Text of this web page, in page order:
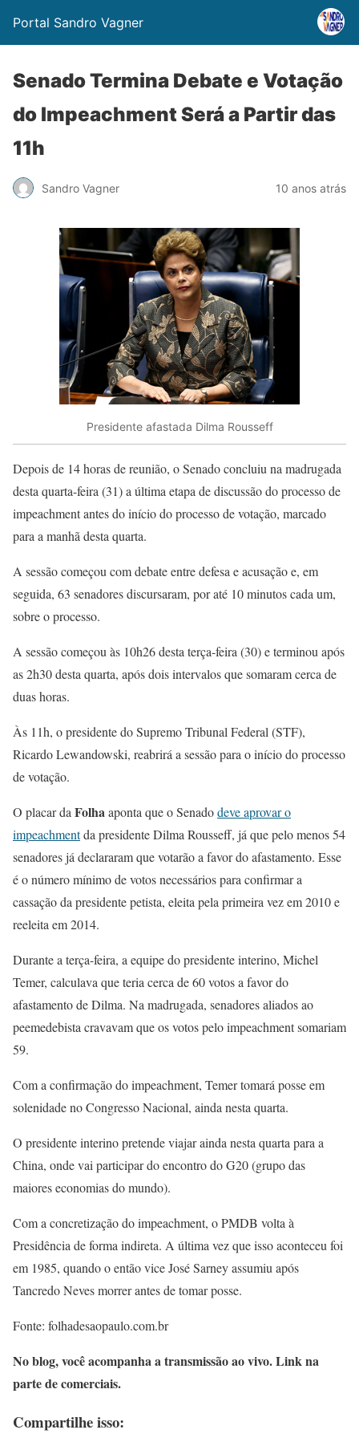
Portal Sandro Vagner
Senado Termina Debate e Votação
do Impeachment Será a Partir das
11h
Sandro Vagner 10 anos atrás
Presidente afastada Dilma Rousseff
Depois de 14 horas de reunião, o Senado concluiu na madrugada
desta quarta-feira (31) a última etapa de discussão do processo de
impeachment antes do início do processo de votação, marcado
para a manhã desta quarta.
A sessão começou com debate entre defesa e acusação e, em
seguida, 63 senadores discursaram, por até 10 minutos cada um,
sobre o processo.
A sessão começou às 10h26 desta terça-feira (30) e terminou após
as 2h30 desta quarta, após dois intervalos que somaram cerca de
duas horas.
Às 11h, o presidente do Supremo Tribunal Federal (STF),
Ricardo Lewandowski, reabrirá a sessão para o início do processo
de votação.
O placar da Folhaaponta que o Senadodeve aprovar o
impeachmentda presidente Dilma Rousseff, já que pelo menos 54
senadores já declararam que votarão a favor do afastamento. Esse
é o número mínimo de votos necessários para confirmar a
cassação da presidente petista, eleita pela primeira vez em 2010 e
reeleita em 2014.
Durante a terça-feira, a equipe do presidente interino, Michel
Temer, calculava que teria cerca de 60 votos a favor do
afastamento de Dilma. Na madrugada, senadores aliados ao
peemedebista cravavam que os votos pelo impeachment somariam
59.
Com a confirmação do impeachment, Temer tomará posse em
solenidade no Congresso Nacional, ainda nesta quarta.
O presidente interino pretende viajar ainda nesta quarta para a
China, onde vai participar do encontro do G20 (grupo das
maiores economias do mundo).
Com a concretização do impeachment, o PMDB volta à
Presidência de forma indireta. A última vez que isso aconteceu foi
em 1985, quando o então vice José Sarney assumiu após
Tancredo Neves morrer antes de tomar posse.
Fonte: folhadesaopaulo.com.br
No blog, você acompanha a transmissão ao vivo. Link na
parte de comerciais.
Compartilhe isso: